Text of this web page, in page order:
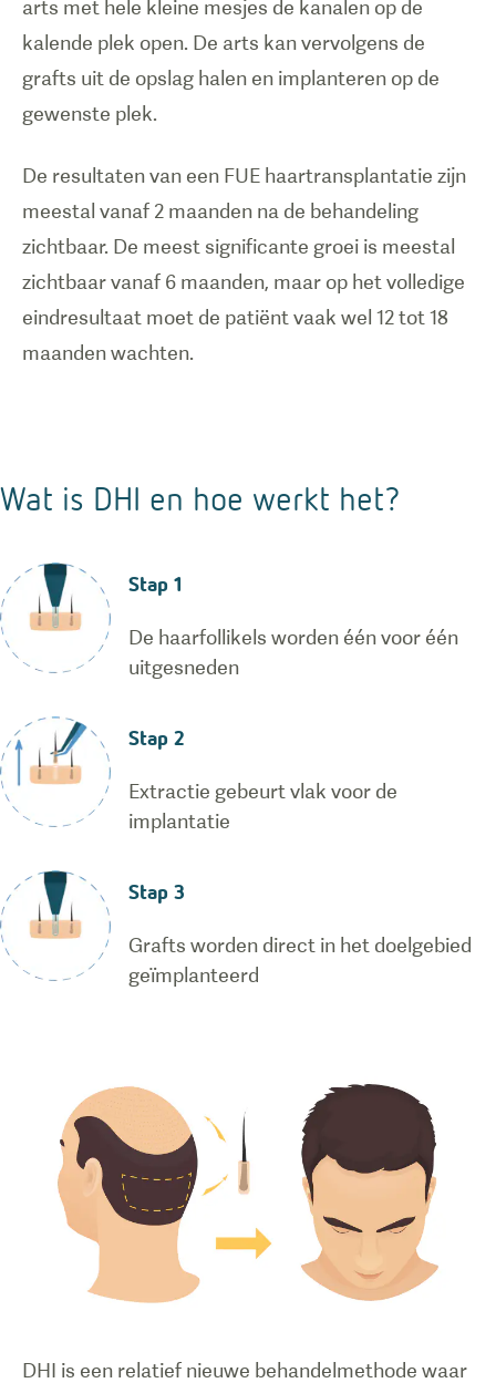
arts met hele kleine mesjes de kanalen op de
kalende plek open. De arts kan vervolgens de
grafts uit de opslag halen en implanteren op de
gewenste plek.
De resultaten van een FUE haartransplantatie zijn
meestal vanaf 2 maanden na de behandeling
zichtbaar. De meest significante groei is meestal
zichtbaar vanaf 6 maanden, maar op het volledige
eindresultaat moet de patiënt vaak wel 12 tot 18
maanden wachten.
Wat is DHI en hoe werkt het?
Stap 1
De haarfollikels worden één voor één
uitgesneden
Stap 2
Extractie gebeurt vlak voor de
implantatie
Stap 3
Grafts worden direct in het doelgebied
geïmplanteerd
DHI is een relatief nieuwe behandelmethode waar